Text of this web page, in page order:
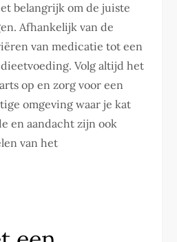
belangrijk om de juiste
Afhankelijk van de
van medicatie tot een
Volg altijd het
op en zorg voor een
omgeving waar je kat
en aandacht zijn ook
van het